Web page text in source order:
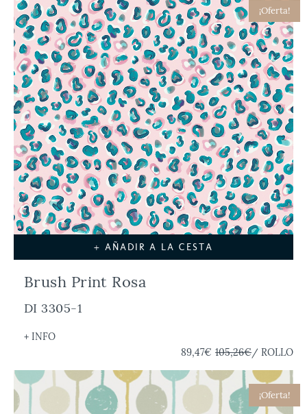
¡Oferta!
+ AÑADIR A LA CESTA
Brush Print Rosa
DI 3305-1
+ INFO
89,47€ 105,26€/ ROLLO
¡Oferta!